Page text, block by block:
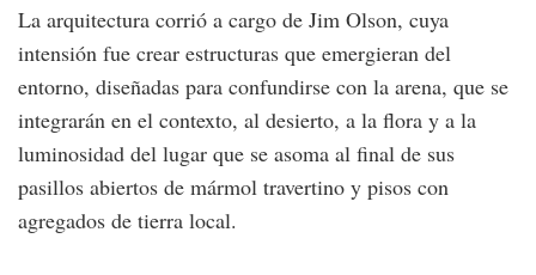
La arquitectura corrió a cargo de Jim Olson, cuya
intensión fue crear estructuras que emergieran del
entorno, diseñadas para confundirse con la arena, que se
integrarán en el contexto, al desierto, a la flora y a la
luminosidad del lugar que se asoma al final de sus
pasillos abiertos de mármol travertino y pisos con
agregados de tierra local.